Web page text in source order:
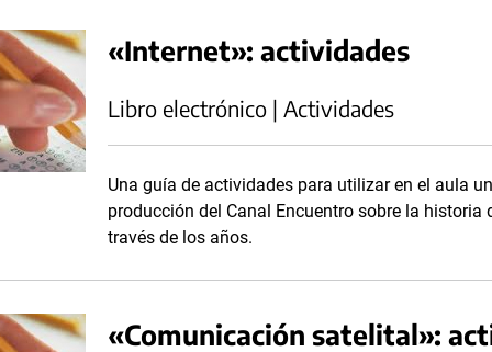
«Internet»: actividades
Libro electrónico | Actividades
Una guía de actividades para utilizar en el aula
producción del Canal Encuentro sobre la
través de los años.
«Comunicación satelital»: